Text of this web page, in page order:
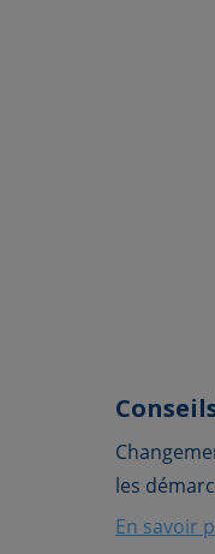
les
En savoir